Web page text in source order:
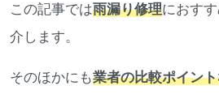
この記事では雨漏り修理におす
介します。
そのほかにも業者の比較ポイン